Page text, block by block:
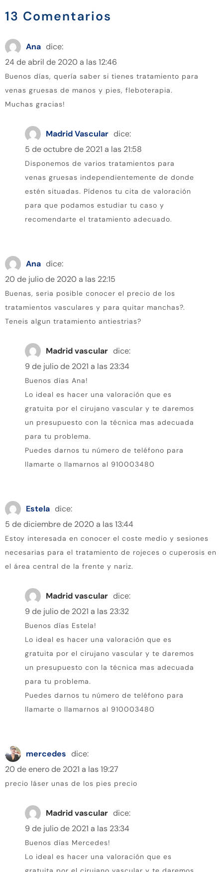
13 Comentarios
Ana dice:
24 de abril de 2020 a las 12:46
Buenos días, quería saber si tienes tratamiento para
venas gruesas de manos y pies, fleboterapia.
Muchas gracias!
Madrid Vascular dice:
5 de octubre de 2021 a las 21:58
Disponemos de varios tratamientos para
venas gruesas independientemente de donde
estén situadas. Pídenos tu cita de valoración
para que podamos estudiar tu caso y
recomendarte el tratamiento adecuado.
Ana dice:
20 de julio de 2020 a las 22:15
Buenas, seria posible conocer el precio de los
tratamientos vasculares y para quitar manchas?.
Teneis algun tratamiento antiestrias?
Madrid vascular dice:
9 de julio de 2021 a las 23:34
Buenos días Ana!
Lo ideal es hacer una valoración que es
gratuita por el cirujano vascular y te daremos
un presupuesto con la técnica mas adecuada
para tu problema.
Puedes darnos tu número de teléfono para
llamarte o llamarnos al 910003480
Estela dice:
5 de diciembre de 2020 a las 13:44
Estoy interesada en conocer el coste medio y sesiones
necesarias para el tratamiento de rojeces o cuperosis en
el área central de la frente y nariz.
Madrid vascular dice:
9 de julio de 2021 a las 23:32
Buenos días Estela!
Lo ideal es hacer una valoración que es
gratuita por el cirujano vascular y te daremos
un presupuesto con la técnica mas adecuada
para tu problema.
Puedes darnos tu número de teléfono para
llamarte o llamarnos al 910003480
mercedes dice:
20 de enero de 2021 a las 19:27
precio láser unas de los pies precio
Madrid vascular dice:
9 de julio de 2021 a las 23:34
Buenos días Mercedes!
Lo ideal es hacer una valoración que es